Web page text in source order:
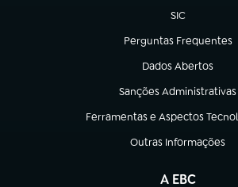
SIC
(abre em nova
Perguntas Frequentes
(abre em nova aba)
Dados Abertos
(abre em nova aba)
Sanções Administrativas
(abre em nova aba)
Ferramentas e Aspectos
(abre em nova aba)
Outras Informações
(abre em nova aba)
A EBC